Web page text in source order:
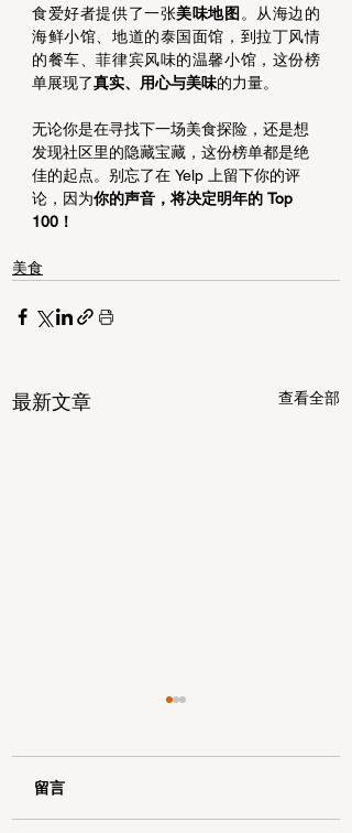
食爱好者提供了一张美味地图 。从海边的
海鲜小馆、地道的泰国面馆，到拉丁风情
的餐车、菲律宾风味的温馨小馆，这份榜
单展现了真实、用心与美味的力量。
无论你是在寻找下一场美食探险，还是想
发现社区里的隐藏宝藏，这份榜单都是绝
佳的起点。别忘了在 Yelp 上留下你的评
论，因为你的声音，将决定明年的 Top
100！
美食
最新文章 查看全部
留言